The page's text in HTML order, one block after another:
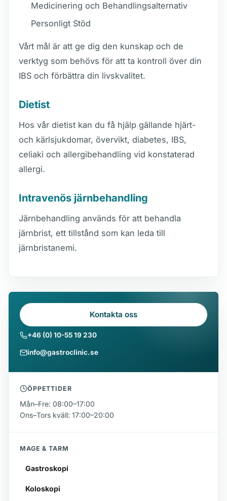
Medicinering och Behandlingsalternativ
Personligt Stöd
Vårt mål är att ge dig den kunskap och de
verktyg som behövs för att ta kontroll över din
IBS och förbättra din livskvalitet.
Dietist
Hos vår dietist kan du få hjälp gällande hjärt-
och kärlsjukdomar, övervikt, diabetes, IBS,
celiaki och allergibehandling vid konstaterad
allergi.
Intravenös järnbehandling
Järnbehandling används för att behandla
järnbrist, ett tillstånd som kan leda till
järnbristanemi.
Kontakta oss
+46 (0) 10-55 19 230
info@gastroclinic.se
ÖPPETTIDER
Mån–Fre: 08:00–17:00
Ons–Tors kväll: 17:00–20:00
MAGE & TARM
Gastroskopi
Koloskopi